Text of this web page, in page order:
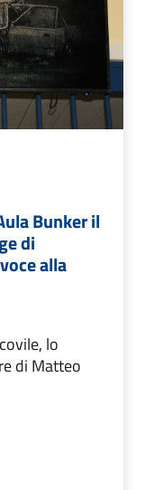
Bunker il
di
alla
lo
di Matteo